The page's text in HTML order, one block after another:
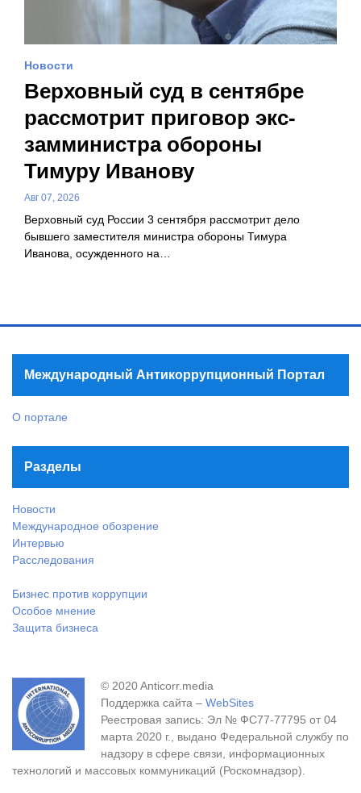
Новости
Верховный суд в сентябре
рассмотрит приговор экс-
замминистра обороны
Тимуру Иванову
Авг 07, 2026
Верховный суд России 3 сентября рассмотрит дело
бывшего заместителя министра обороны Тимура
Иванова, осужденного на…
Международный Антикоррупционный Портал
О портале
Разделы
Новости
Международное обозрение
Интервью
Расследования
Бизнес против коррупции
Особое мнение
Защита бизнеса
© 2020 Anticorr.media
Поддержка сайта – WebSites
Реестровая запись: Эл № ФС77-77795 от 04
марта 2020 г., выдано Федеральной службу по
надзору в сфере связи, информационных
технологий и массовых коммуникаций (Роскомнадзор).